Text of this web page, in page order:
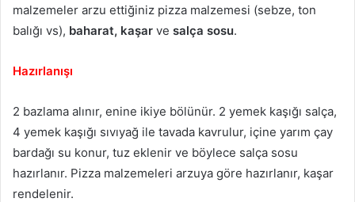
malzemeler arzu ettiğiniz pizza malzemesi (sebze, ton
balığı vs), baharat, kaşar ve salça sosu.
Hazırlanışı
2 bazlama alınır, enine ikiye bölünür. 2 yemek kaşığı salça,
4 yemek kaşığı sıvıyağ ile tavada kavrulur, içine yarım çay
bardağı su konur, tuz eklenir ve böylece salça sosu
hazırlanır. Pizza malzemeleri arzuya göre hazırlanır, kaşar
rendelenir.